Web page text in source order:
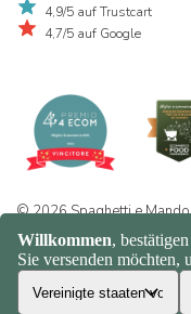
4,9/5 auf Trustcart
4,7/5 auf Google
© 2026 Spaghetti e
+39 351 865 9444 | P.I.
016.380-
Cookie-Richtlinie|Sitemap